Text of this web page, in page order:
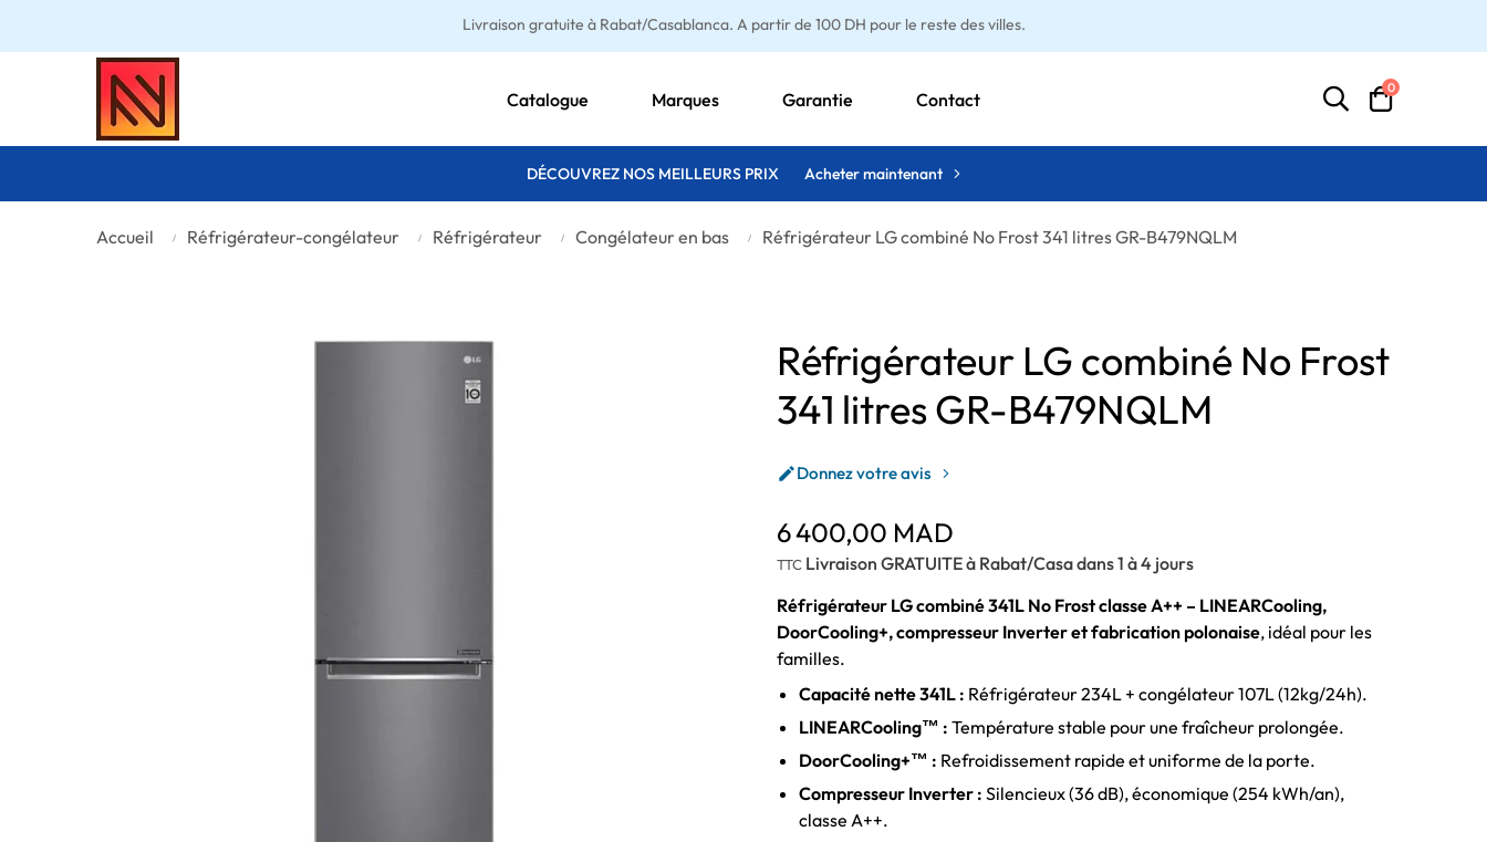
Livraison gratuite à Rabat/Casablanca. A partir de 100 DH pour le reste des villes.
Catalogue Marques Garantie Contact
0
DÉCOUVREZ NOS MEILLEURS PRIX Acheter maintenant
Accueil Réfrigérateur-congélateur Réfrigérateur Congélateur en bas Réfrigérateur LG combiné No Frost 341 litres GR-B479NQLM
Réfrigérateur LG combiné No Frost
341 litres GR-B479NQLM
Donnez votre avis
6 400,00 MAD
TTC Livraison GRATUITE à Rabat/Casa dans 1 à 4 jours
Réfrigérateur LG combiné 341L No Frost classe A++ – LINEARCooling,
DoorCooling+, compresseur Inverter et fabrication polonaise, idéal pour les
familles.
Capacité nette 341L : Réfrigérateur 234L + congélateur 107L (12kg/24h).
LINEARCooling™ : Température stable pour une fraîcheur prolongée.
DoorCooling+™ : Refroidissement rapide et uniforme de la porte.
Compresseur Inverter : Silencieux (36 dB), économique (254 kWh/an),
classe A++.